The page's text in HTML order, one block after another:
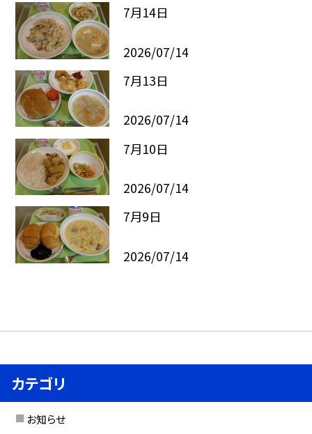
7月14日
2026/07/14
7月13日
2026/07/14
7月10日
2026/07/14
7月9日
2026/07/14
カテゴリ
お知らせ